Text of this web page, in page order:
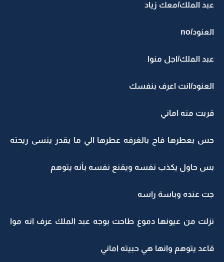
عبد الملك/معك زياد
العنود/no
عبد الملك/اجل منوا
العنود/انت اعرف بنفسك
قربت منه اماني
حس بعطرها فاح بالغرفه عطرها الي ما يقدر ينسى ريحته
بس حاول يكذب نفسه ويقنع نفسه بأنه يتوهم
جت عنده وباسة راسه
نزلت من عيونها دموع طاحت بوجه عبد الملك عرف انه موا
قاعد يتوهم وانها هي حبيته اماني